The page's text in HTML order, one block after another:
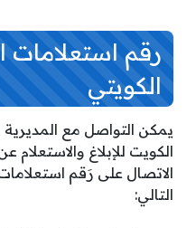
رقم استعلامات
الكويتي
يمكن التواصل مع
الكويت للإبلاغ والاستعلام
الاتصال على رَقم
التالي: